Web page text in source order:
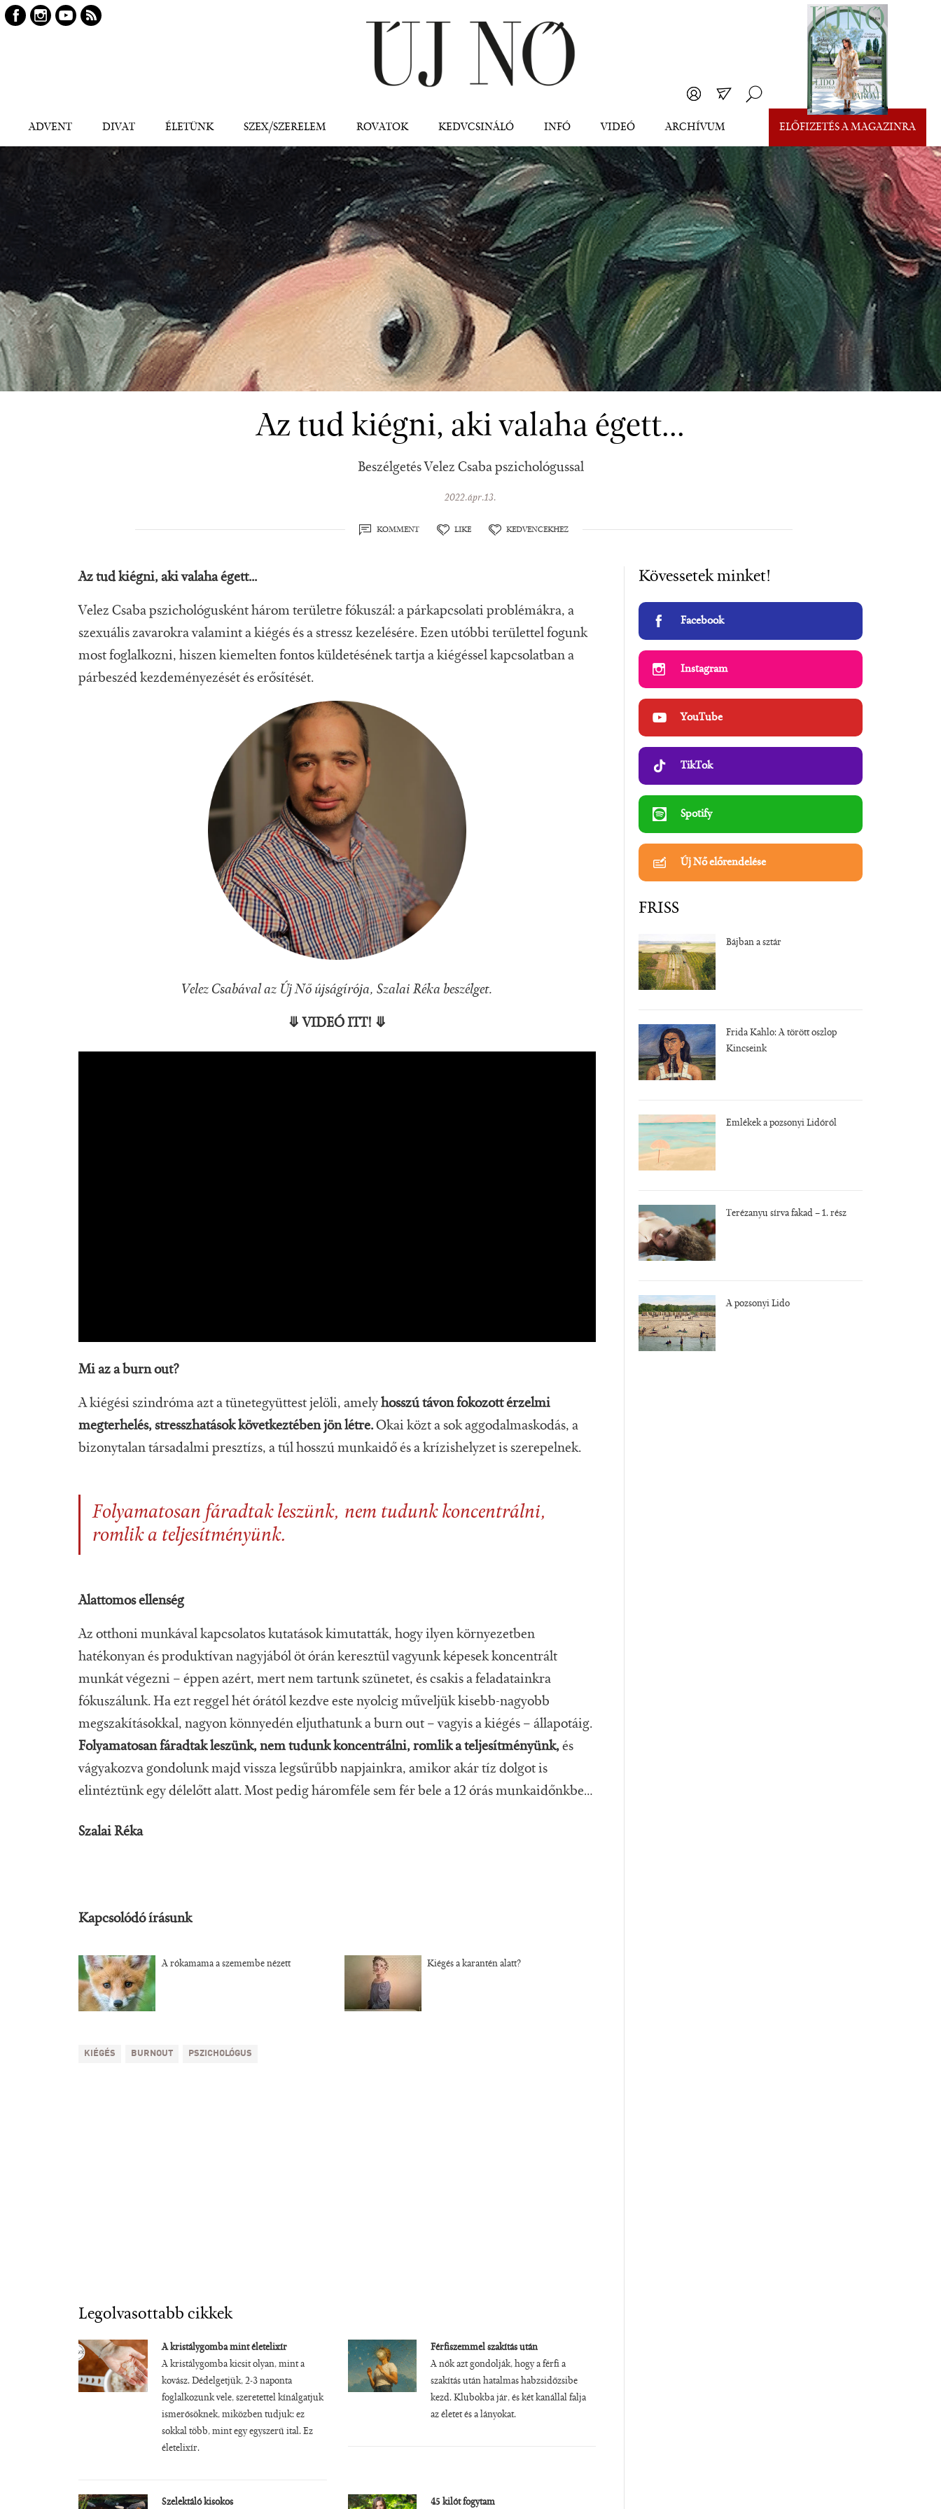
ADVENT DIVAT ÉLETÜNK SZEX/SZERELEM ROVATOK KEDVCSINÁLÓ INFÓ VIDEÓ ARCHÍVUM ELŐFIZETÉS A MAGAZINRA
Az tud kiégni, aki valaha égett...
Beszélgetés Velez Csaba pszichológussal
2022.ápr.13.
KOMMENT LIKE KEDVENCEKHEZ
Az tud kiégni, aki valaha égett...
Velez Csaba pszichológusként három területre fókuszál: a párkapcsolati problémákra, a
szexuális zavarokra valamint a kiégés és a stressz kezelésére. Ezen utóbbi területtel fogunk
most foglalkozni, hiszen kiemelten fontos küldetésének tartja a kiégéssel kapcsolatban a
párbeszéd kezdeményezését és erősítését.
Velez Csabával az Új Nő újságírója, Szalai Réka beszélget.
⤋ VIDEÓ ITT! ⤋
Mi az a burn out?
A kiégési szindróma azt a tünetegyüttest jelöli, amely hosszú távon fokozott érzelmi
megterhelés, stresszhatások következtében jön létre. Okai közt a sok aggodalmaskodás, a
bizonytalan társadalmi presztízs, a túl hosszú munkaidő és a krízishelyzet is szerepelnek.
Folyamatosan fáradtak leszünk, nem tudunk koncentrálni,
romlik a teljesítményünk.
Alattomos ellenség
Az otthoni munkával kapcsolatos kutatások kimutatták, hogy ilyen környezetben
hatékonyan és produktívan nagyjából öt órán keresztül vagyunk képesek koncentrált
munkát végezni – éppen azért, mert nem tartunk szünetet, és csakis a feladatainkra
fókuszálunk. Ha ezt reggel hét órától kezdve este nyolcig műveljük kisebb-nagyobb
megszakításokkal, nagyon könnyedén eljuthatunk a burn out – vagyis a kiégés – állapotáig.
Folyamatosan fáradtak leszünk, nem tudunk koncentrálni, romlik a teljesítményünk, és
vágyakozva gondolunk majd vissza legsűrűbb napjainkra, amikor akár tíz dolgot is
elintéztünk egy délelőtt alatt. Most pedig háromféle sem fér bele a 12 órás munkaidőnkbe…
Szalai Réka
Kapcsolódó írásunk
A rókamama a szemembe nézett Kiégés a karantén alatt?
KIÉGÉS BURNOUT PSZICHOLÓGUS
Legolvasottabb cikkek
A kristálygomba mint életelixír
A kristálygomba kicsit olyan, mint a
kovász. Dédelgetjük, 2-3 naponta
foglalkozunk vele, szeretettel kínálgatjuk
ismerősöknek, miközben tudjuk: ez
sokkal több, mint egy egyszerű ital. Ez
életelixír.
Férfiszemmel szakítás után
A nők azt gondolják, hogy a férfi a
szakítás után hatalmas habzsidőzsibe
kezd. Klubokba jár, és két kanállal falja
az életet és a lányokat.
Szelektáló kisokos 45 kilót fogytam
Kövessetek minket!
Facebook
Instagram
YouTube
TikTok
Spotify
Új Nő előrendelése
FRISS
Bájban a sztár
Frida Kahlo: A törött oszlop
Kincseink
Emlékek a pozsonyi Lidóról
Terézanyu sírva fakad – 1. rész
A pozsonyi Lido